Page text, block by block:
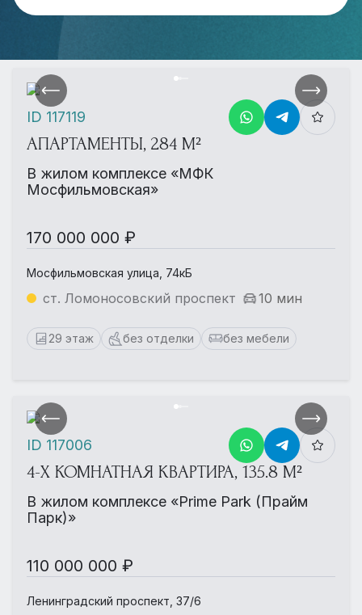
АПАРТАМЕНТЫ, 284 М²
В жилом комплексе «МФК
Мосфильмовская»
170 000 000 ₽
Мосфильмовская улица, 74кБ
ст. Ломоносовский проспект 10 мин
29 этаж без отделки без мебели
ID 117119
4-Х КОМНАТНАЯ КВАРТИРА, 135.8 М²
В жилом комплексе «Prime Park (Прайм
Парк)»
110 000 000 ₽
Ленинградский проспект, 37/6
ID 117006